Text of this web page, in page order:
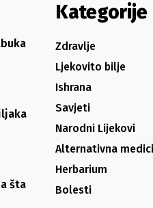
šta
Kategorije
Zdravlje
Ljekovito bilje
Ishrana
Savjeti
Narodni Lijekovi
Alternativna
Herbarium
Bolesti